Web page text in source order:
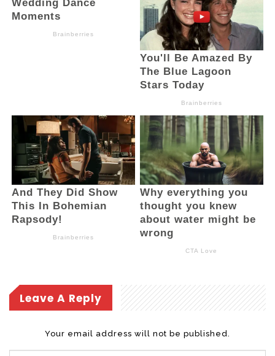
Leave A Reply
Your email address will not be published.